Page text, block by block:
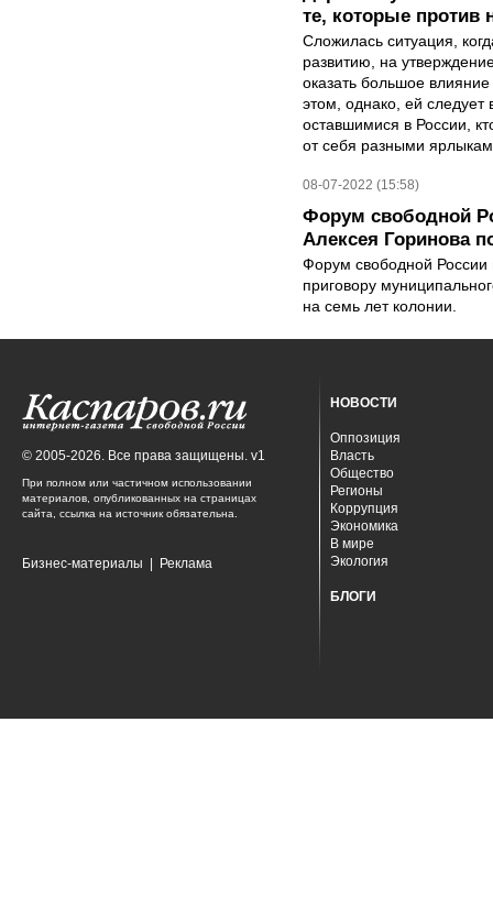
те, которые против
Сложилась ситуация,
развитию, на
оказать большое
этом, однако, ей следует
оставшимися в России,
от себя разными
08-07-2022 (15:58)
Форум свободной
Алексея Горинова
Форум свободной России
приговору
на семь лет колонии.
© 2005-2026. Все права защищены. v1
При полном или частичном использовании
материалов, опубликованных на страницах
сайта, ссылка на источник обязательна.
Бизнес-материалы Реклама
НОВОСТИ
Оппозиция
Власть
Общество
Регионы
Коррупция
Экономика
В мире
Экология
БЛОГИ